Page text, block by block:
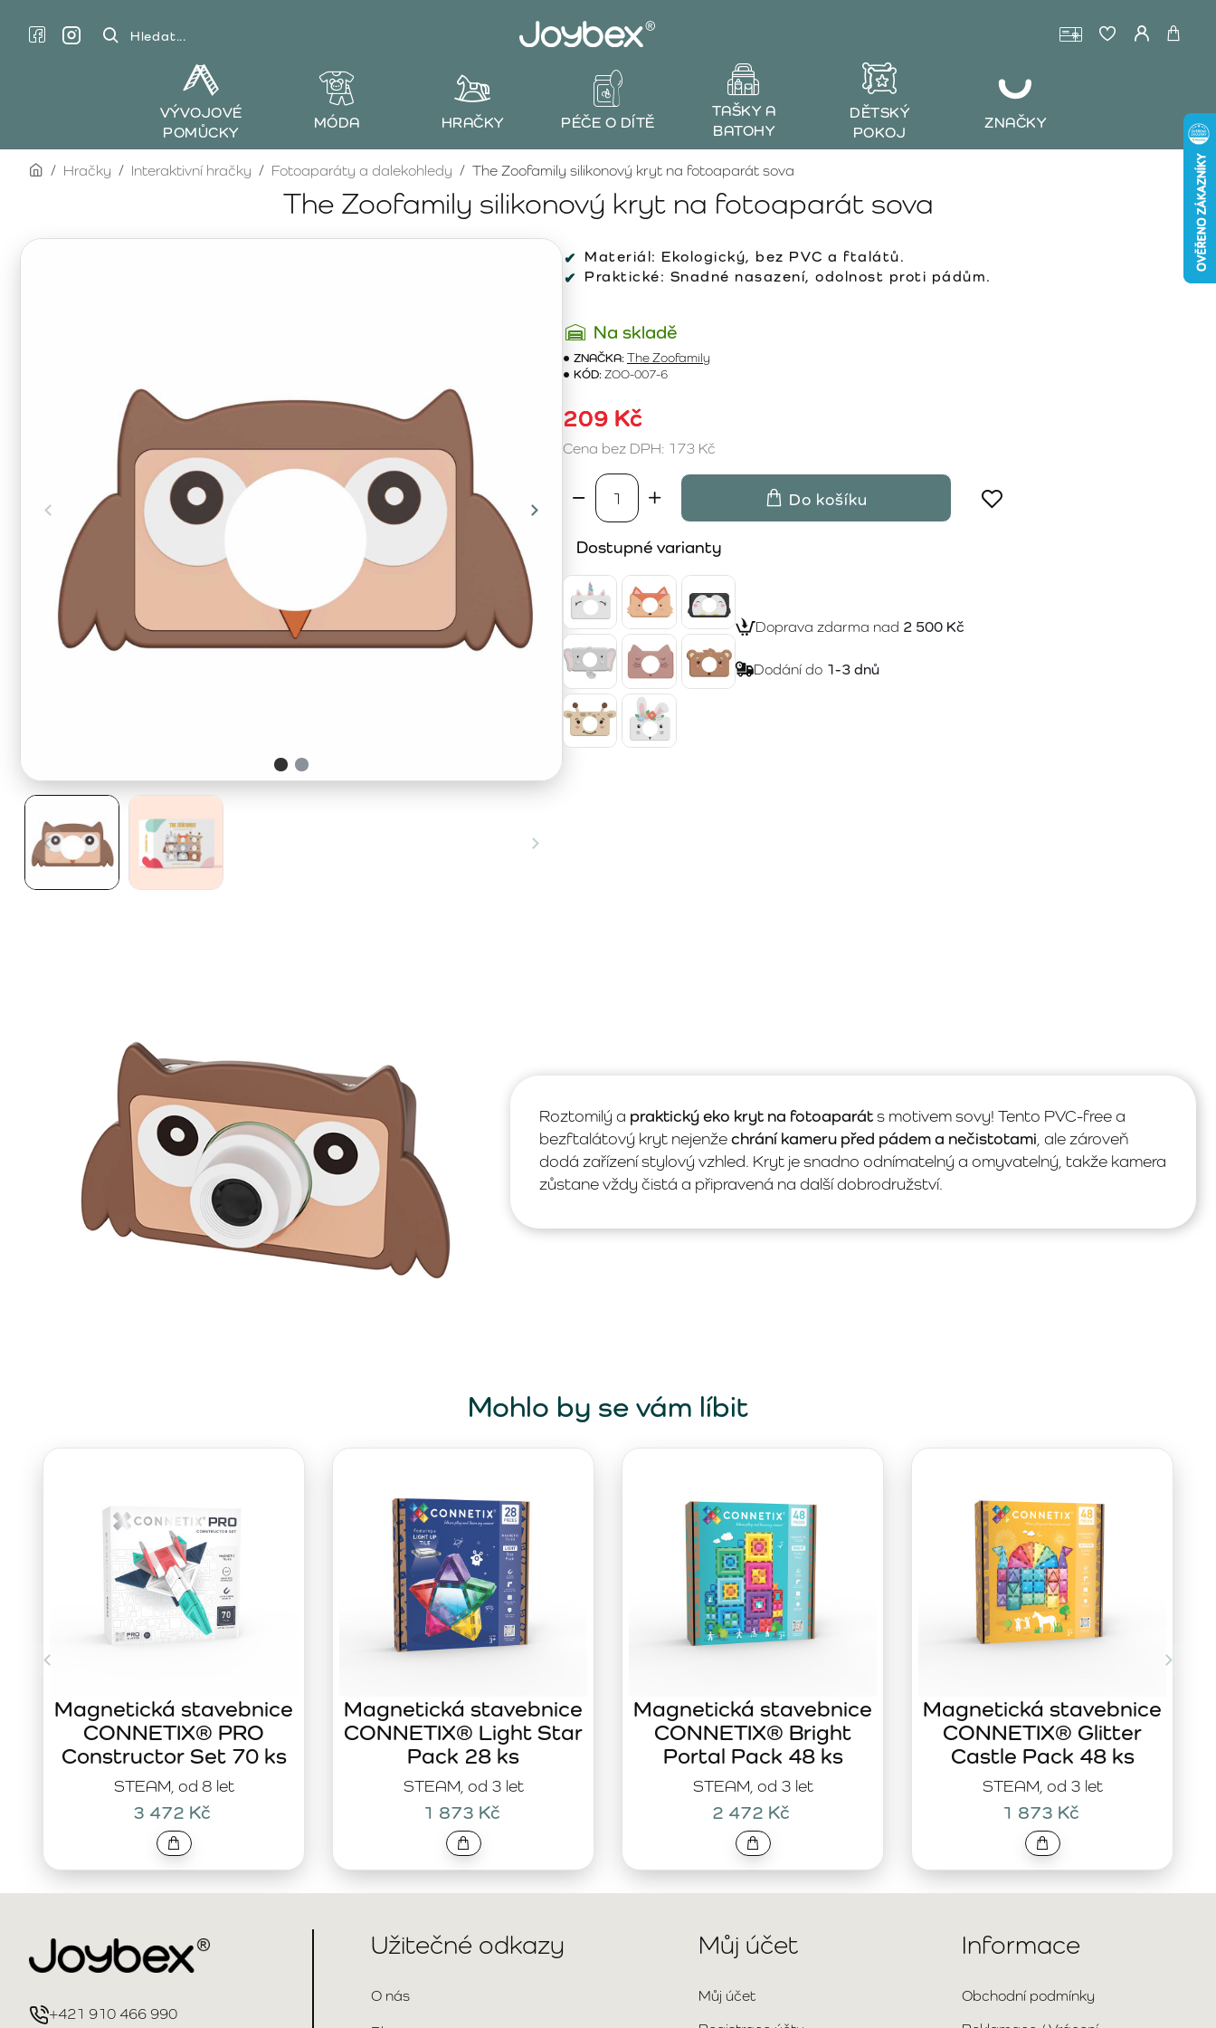
Hledat...
VÝVOJOVÉ
POMŮCKY
MÓDA HRAČKY PÉČE O DÍTĚ
TAŠKY A
BATOHY
DĚTSKÝ
POKOJ
ZNAČKY
The Zoofamily silikonový kryt na fotoaparát sova
homeHračky Interaktivní hračky Fotoaparáty a dalekohledy The Zoofamily silikonový kryt na fotoaparát sova
Materiál: Ekologický, bez PVC a ftalátů.
Praktické: Snadné nasazení, odolnost proti pádům.
Na skladě
ZNAČKA:The Zoofamily
KÓD:ZOO-007-6
209 Kč
Cena bez DPH: 173 Kč
Do košíku
Dostupné varianty
Doprava zdarma nad 2 500 Kč
Dodání do 1-3 dnů
Roztomilý a praktický eko kryt na fotoaparáts motivem sovy! Tento PVC-free a
bezftalátový kryt nejenžechrání kameru před pádem a nečistotami , ale zároveň
dodá zařízení stylový vzhled. Kryt je snadno odnímatelný a omyvatelný, takže kamera
zůstane vždy čistá a připravená na další dobrodružství.
Mohlo by se vám líbit
STEAM, od 8 let
Magnetická stavebnice
CONNETIX® PRO
Constructor Set 70 ks
3 472 Kč
STEAM, od 3 let
Magnetická stavebnice
CONNETIX® Light Star
Pack 28 ks
1 873 Kč
STEAM, od 3 let
Magnetická stavebnice
CONNETIX® Bright
Portal Pack 48 ks
2 472 Kč
STEAM, od 3 let
Magnetická stavebnice
CONNETIX® Glitter
Castle Pack 48 ks
1 873 Kč
+421 910 466 990
Užitečné odkazy
O nás
Můj účet
Můj účet
Informace
Obchodní podmínky